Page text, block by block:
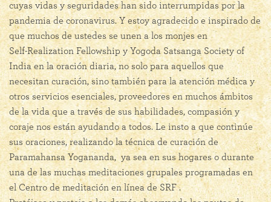
cuyas vidas y seguridades han sido interrumpidas por la
pandemia de coronavirus. Y estoy agradecido e inspirado de
que muchos de ustedes se unen a los monjes en
Self-Realization Fellowship y Yogoda Satsanga Society of
India en la oración diaria, no solo para aquellos que
necesitan curación, sino también para la atención médica y
otros servicios esenciales, proveedores en muchos ámbitos
de la vida que a través de sus habilidades, compasión y
coraje nos están ayudando a todos. Le insto a que continúe
sus oraciones, realizando la técnica de curación de
Paramahansa Yogananda, ya sea en sus hogares o durante
una de las muchas meditaciones grupales programadas en
el Centro de meditación en línea de SRF .